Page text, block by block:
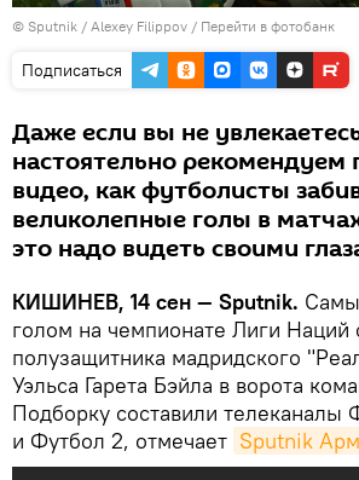
© Sputnik / Alexey Filippov / Перейти в фотобанк
Подписаться
Даже если вы не
настоятельно рекомендуем
видео, как футболисты
великолепные голы в
это надо видеть своими
КИШИНЕВ, 14 сен — Sputnik.
голом на чемпионате Лиги Наций
полузащитника мадридского
Уэльса Гарета Бэйла в ворота
Подборку составили телеканалы
и Футбол 2, отмечает Sputnik